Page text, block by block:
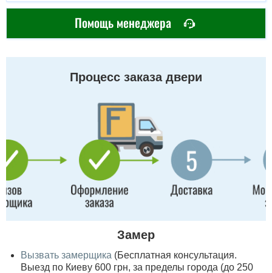
Помощь менеджера
Процесс заказа двери
Замер
Вызвать замерщика (Бесплатная консультация.
Выезд по Киеву 600 грн, за пределы города (до 250